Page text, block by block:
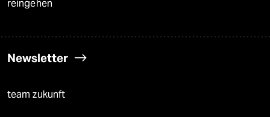
reingehen
Newsletter
team zukunft